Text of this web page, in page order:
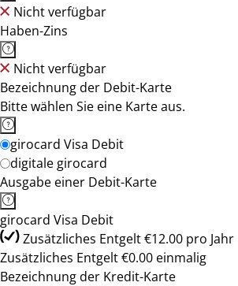
Nicht verfügbar
Haben-Zins
Nicht verfügbar
Bezeichnung der Debit-Karte
Bitte wählen Sie eine Karte aus.
girocard Visa Debit
digitale girocard
Ausgabe einer Debit-Karte
girocard Visa Debit
Zusätzliches Entgelt €12.00 pro Jahr
Zusätzliches Entgelt €0.00 einmalig
Bezeichnung der Kredit-Karte